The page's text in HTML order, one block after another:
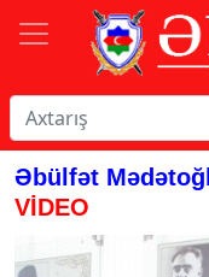
Əbülfət
VİDEO